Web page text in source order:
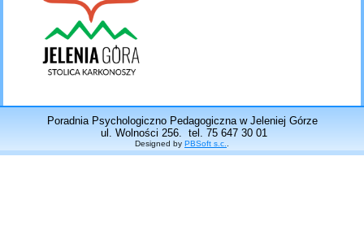
Poradnia Psychologiczno Pedagogiczna w Jeleniej Górze
ul. Wolności 256. tel. 75 647 30 01
Designed by PBSoft s.c.